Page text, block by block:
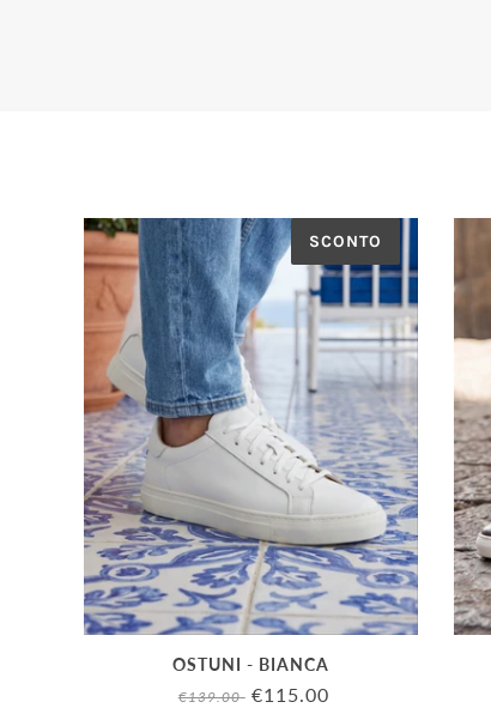
SCONTO
OSTUNI - BIANCA
€139.00 €115.00